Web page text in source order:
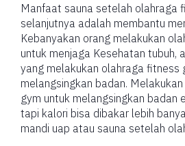
Manfaat sauna setelah olahraga
selanjutnya adalah membantu
Kebanyakan orang melakukan
untuk menjaga Kesehatan tubuh,
yang melakukan olahraga fitness
melangsingkan badan.
gym untuk melangsingkan badan
tapi kalori bisa dibakar lebih
mandi uap atau sauna setelah